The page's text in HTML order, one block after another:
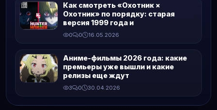
Как смотреть «Охотник ×
Охотник» по порядку: старая
версия 1999 года и
0 0 16.05.2026
Аниме-фильмы 2026 года: какие
премьеры уже вышли и какие
релизы еще ждут
3 0 30.04.2026